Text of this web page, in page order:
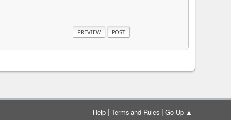
Help| Terms and Rules| Go Up ▲